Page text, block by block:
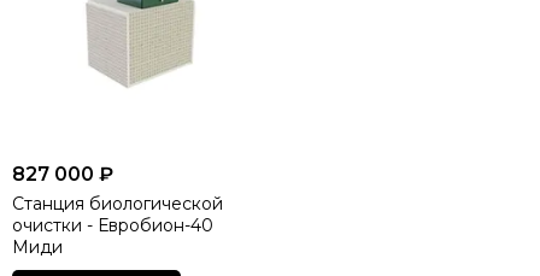
827 000 ₽
Станция биологической
очистки - Евробион-40
Миди